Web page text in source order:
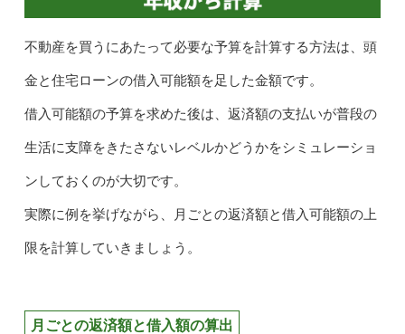
不動産を買うにあたって必要な予算を計算する方法は、頭
金と住宅ローンの借入可能額を足した金額です。
借入可能額の予算を求めた後は、返済額の支払いが普段の
生活に支障をきたさないレベルかどうかをシミュレーショ
ンしておくのが大切です。
実際に例を挙げながら、月ごとの返済額と借入可能額の上
限を計算していきましょう。
月ごとの返済額と借入額の算出